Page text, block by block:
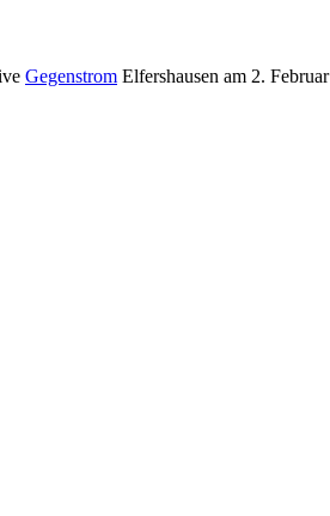
Gegenstrom Elfershausen am 2.